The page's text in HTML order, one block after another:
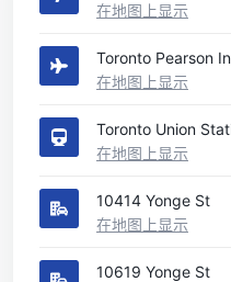
在地图上显示
Toronto Pearson
在地图上显示
Toronto Union
在地图上显示
10414 Yonge St
在地图上显示
10619 Yonge St